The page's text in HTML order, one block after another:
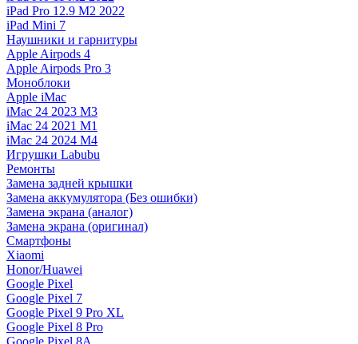
iPad Pro 12.9 M2 2022
iPad Mini 7
Наушники и гарнитуры
Apple Airpods 4
Apple Airpods Pro 3
Моноблоки
Apple iMac
iMac 24 2023 M3
iMac 24 2021 M1
iMac 24 2024 M4
Игрушки Labubu
Ремонты
Замена задней крышки
Замена аккумулятора (Без ошибки)
Замена экрана (аналог)
Замена экрана (оригинал)
Смартфоны
Xiaomi
Honor/Huawei
Google Pixel
Google Pixel 7
Google Pixel 9 Pro XL
Google Pixel 8 Pro
Google Pixel 8A